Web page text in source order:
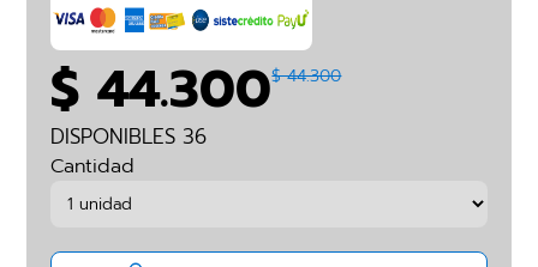
$ 44.300$ 44.300
DISPONIBLES 36
Cantidad